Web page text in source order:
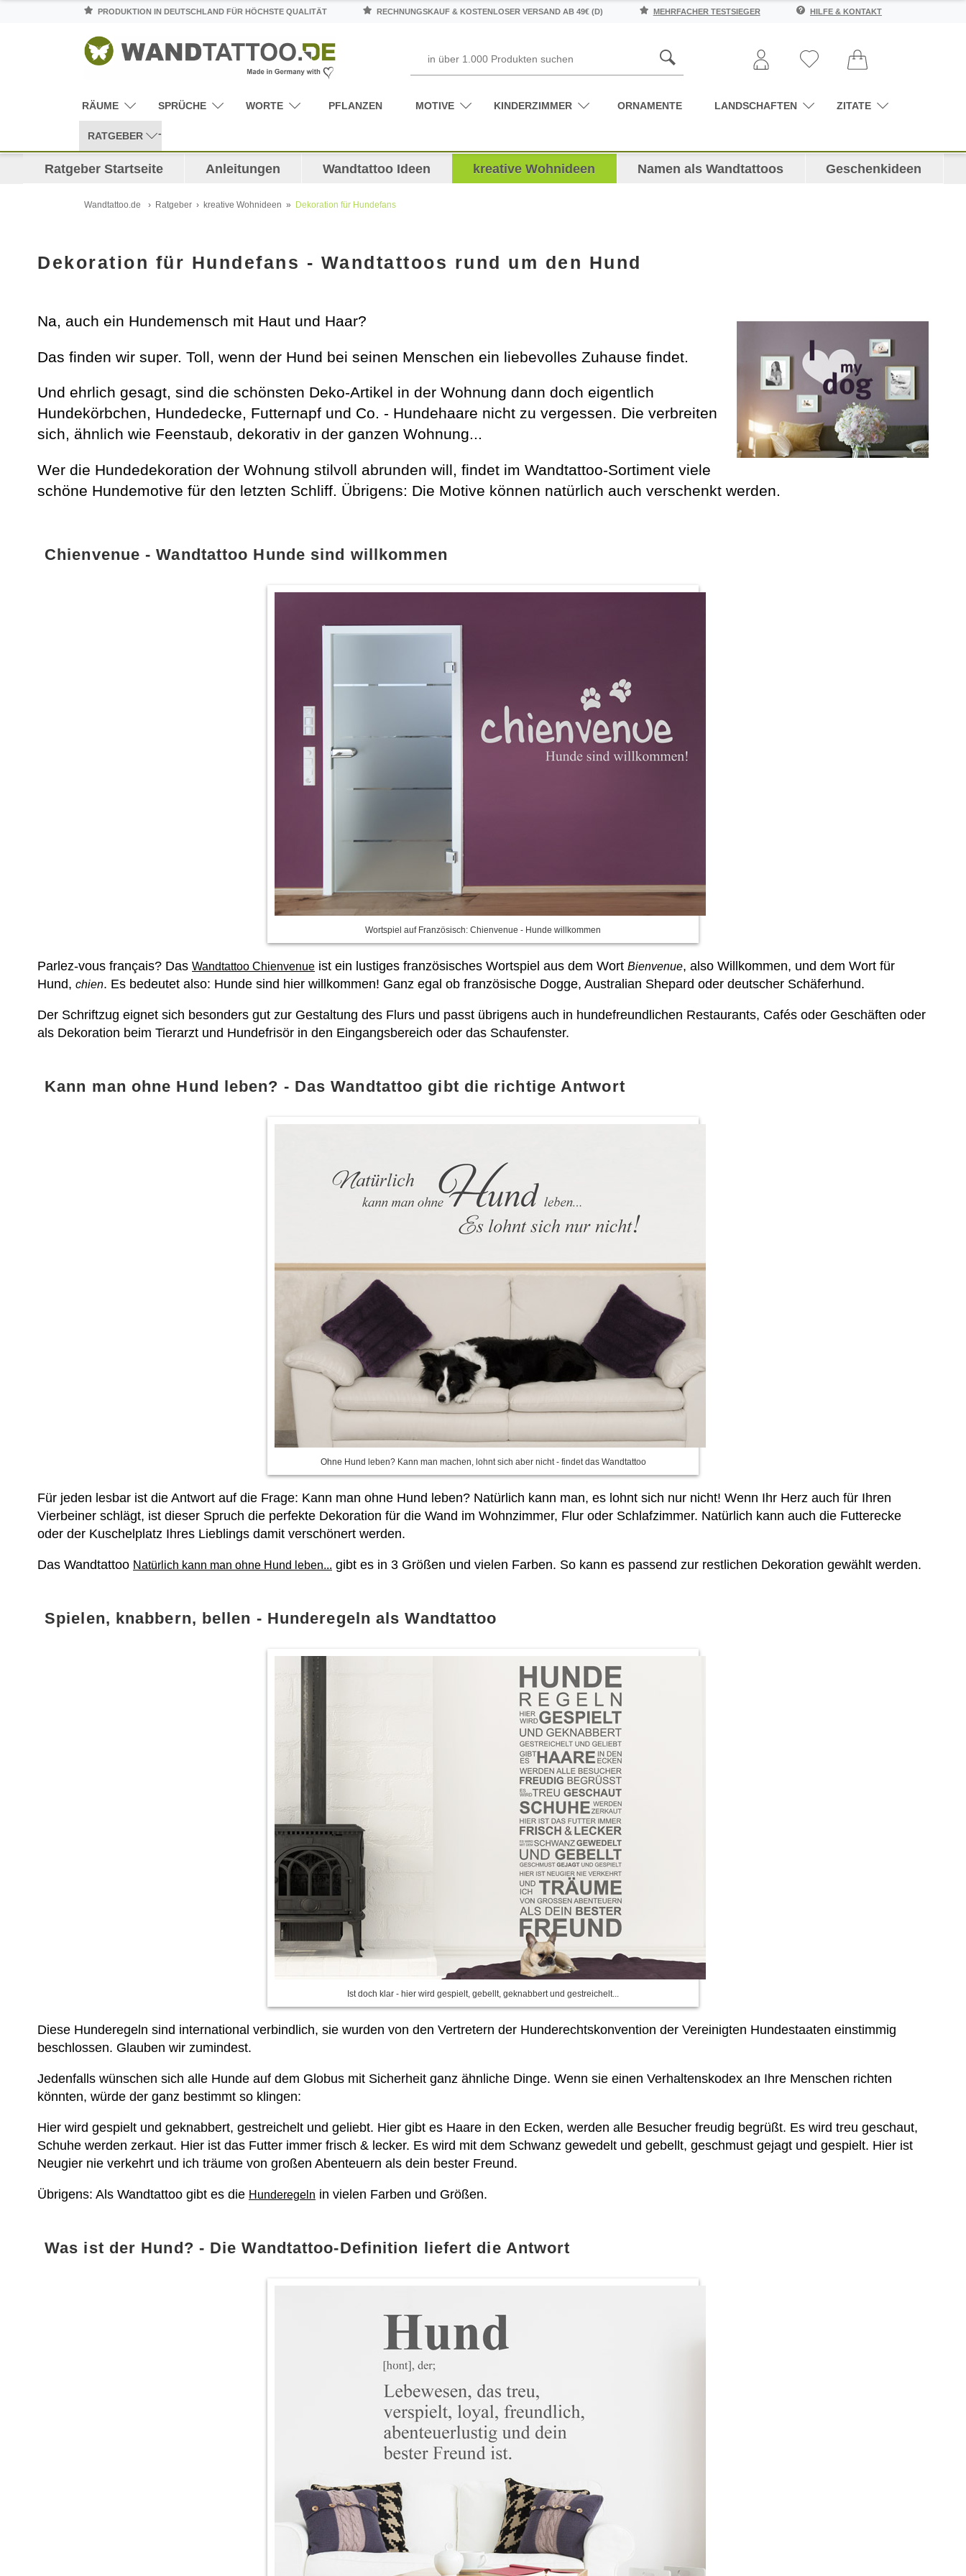
PRODUKTION IN DEUTSCHLAND FÜR HÖCHSTE QUALITÄT RECHNUNGSKAUF & KOSTENLOSER VERSAND AB 49€ (D) MEHRFACHER TESTSIEGER HILFE & KONTAKT
RÄUME SPRÜCHE WORTE PFLANZEN MOTIVE KINDERZIMMER ORNAMENTE LANDSCHAFTEN ZITATE
RATGEBER
Ratgeber Startseite Anleitungen Wandtattoo Ideen kreative Wohnideen Namen als Wandtattoos Geschenkideen
Wandtattoo.de Ratgeber kreative Wohnideen Dekoration für Hundefans
Dekoration für Hundefans - Wandtattoos rund um den Hund
Na, auch ein Hundemensch mit Haut und Haar?
Das finden wir super. Toll, wenn der Hund bei seinen Menschen ein liebevolles Zuhause findet.
Und ehrlich gesagt, sind die schönsten Deko-Artikel in der Wohnung dann doch eigentlich
Hundekörbchen, Hundedecke, Futternapf und Co. - Hundehaare nicht zu vergessen. Die verbreiten
sich, ähnlich wie Feenstaub, dekorativ in der ganzen Wohnung...
Wer die Hundedekoration der Wohnung stilvoll abrunden will, findet im Wandtattoo-Sortiment viele
schöne Hundemotive für den letzten Schliff. Übrigens: Die Motive können natürlich auch verschenkt werden.
Chienvenue - Wandtattoo Hunde sind willkommen
Wortspiel auf Französisch: Chienvenue - Hunde willkommen
Parlez-vous français? Das Wandtattoo Chienvenue ist ein lustiges französisches Wortspiel aus dem Wort Bienvenue, also Willkommen, und dem Wort für
Hund, chien. Es bedeutet also: Hunde sind hier willkommen! Ganz egal ob französische Dogge, Australian Shepard oder deutscher Schäferhund.
Der Schriftzug eignet sich besonders gut zur Gestaltung des Flurs und passt übrigens auch in hundefreundlichen Restaurants, Cafés oder Geschäften oder
als Dekoration beim Tierarzt und Hundefrisör in den Eingangsbereich oder das Schaufenster.
Kann man ohne Hund leben? - Das Wandtattoo gibt die richtige Antwort
Ohne Hund leben? Kann man machen, lohnt sich aber nicht - findet das Wandtattoo
Für jeden lesbar ist die Antwort auf die Frage: Kann man ohne Hund leben? Natürlich kann man, es lohnt sich nur nicht! Wenn Ihr Herz auch für Ihren
Vierbeiner schlägt, ist dieser Spruch die perfekte Dekoration für die Wand im Wohnzimmer, Flur oder Schlafzimmer. Natürlich kann auch die Futterecke
oder der Kuschelplatz Ihres Lieblings damit verschönert werden.
Das Wandtattoo Natürlich kann man ohne Hund leben... gibt es in 3 Größen und vielen Farben. So kann es passend zur restlichen Dekoration gewählt werden.
Spielen, knabbern, bellen - Hunderegeln als Wandtattoo
Ist doch klar - hier wird gespielt, gebellt, geknabbert und gestreichelt...
Diese Hunderegeln sind international verbindlich, sie wurden von den Vertretern der Hunderechtskonvention der Vereinigten Hundestaaten einstimmig
beschlossen. Glauben wir zumindest.
Jedenfalls wünschen sich alle Hunde auf dem Globus mit Sicherheit ganz ähnliche Dinge. Wenn sie einen Verhaltenskodex an Ihre Menschen richten
könnten, würde der ganz bestimmt so klingen:
Hier wird gespielt und geknabbert, gestreichelt und geliebt. Hier gibt es Haare in den Ecken, werden alle Besucher freudig begrüßt. Es wird treu geschaut,
Schuhe werden zerkaut. Hier ist das Futter immer frisch & lecker. Es wird mit dem Schwanz gewedelt und gebellt, geschmust gejagt und gespielt. Hier ist
Neugier nie verkehrt und ich träume von großen Abenteuern als dein bester Freund.
Übrigens: Als Wandtattoo gibt es die Hunderegeln in vielen Farben und Größen.
Was ist der Hund? - Die Wandtattoo-Definition liefert die Antwort